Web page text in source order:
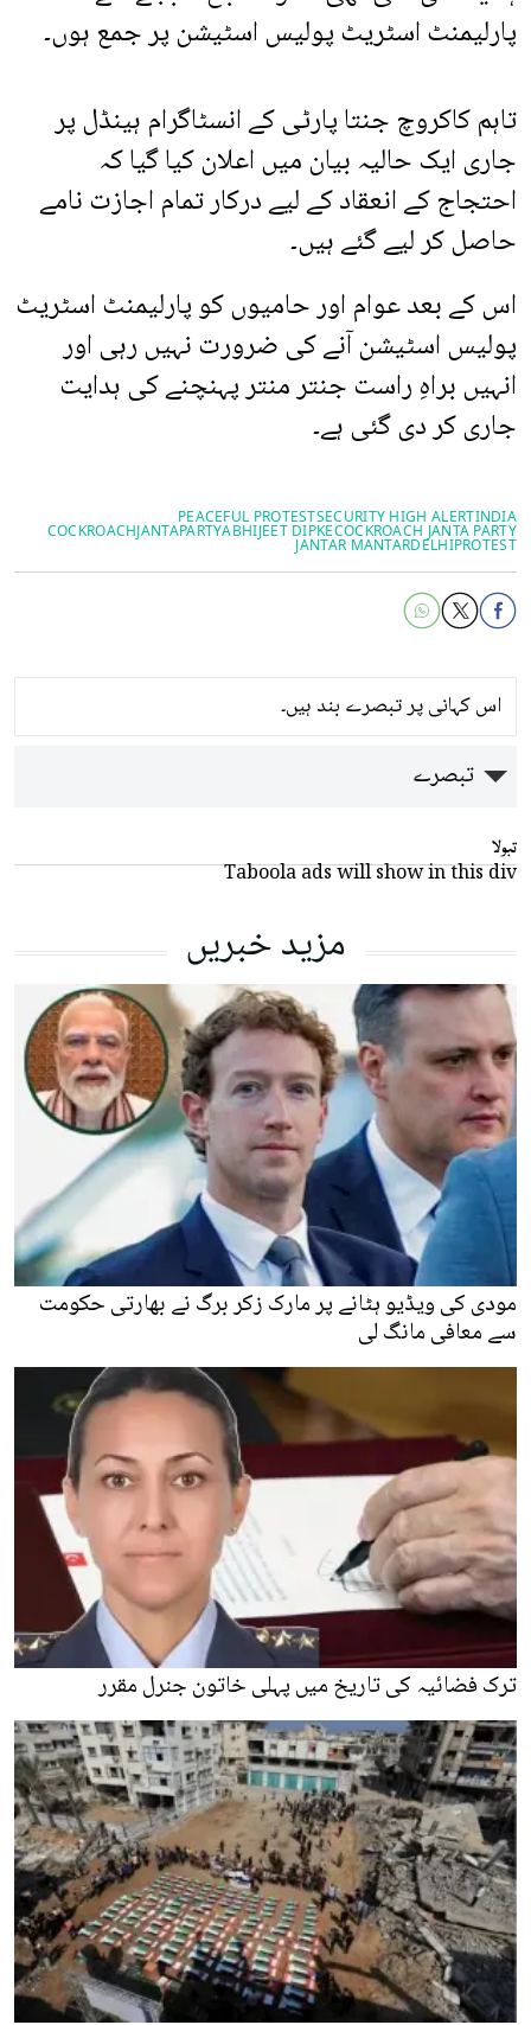
پارلیمنٹ اسٹریٹ پولیس اسٹیشن پر جمع ہوں۔
تاہم کاکروچ جنتا پارٹی کے انسٹاگرام ہینڈل پر
جاری ایک حالیہ بیان میں اعلان کیا گیا کہ
احتجاج کے انعقاد کے لیے درکار تمام اجازت نامے
حاصل کر لیے گئے ہیں۔
اس کے بعد عوام اور حامیوں کو پارلیمنٹ اسٹریٹ
پولیس اسٹیشن آنے کی ضرورت نہیں رہی اور
انہیں براہِ راست جنتر منتر پہنچنے کی ہدایت
جاری کر دی گئی ہے۔
INDIA
SECURITY HIGH ALERT
PEACEFUL PROTEST
COCKROACH JANTA PARTY
ABHIJEET DIPKE
COCKROACHJANTAPARTY
DELHIPROTEST
JANTAR MANTAR
اس کہانی پر تبصرے بند ہیں۔
تبصرے
تبولا
Taboola ads will show in this div
مزید خبریں
مودی کی ویڈیو ہٹانے پر مارک زکر برگ نے بھارتی حکومت
سے معافی مانگ لی
ترک فضائیہ کی تاریخ میں پہلی خاتون جنرل مقرر